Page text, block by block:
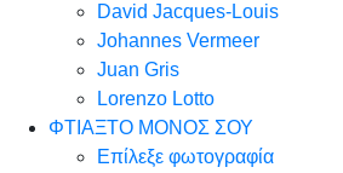
David Jacques-Louis
Johannes Vermeer
Juan Gris
Lorenzo Lotto
ΦΤΙΑΞΤΟ ΜΟΝΟΣ ΣΟΥ
Επίλεξε φωτογραφία